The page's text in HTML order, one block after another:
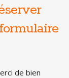
de bien